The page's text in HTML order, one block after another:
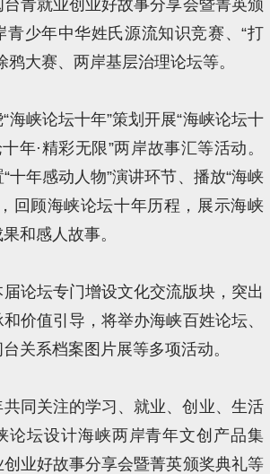
台青就业创业好故事分享会暨菁英颁
青少年中华姓氏源流知识竞赛、“打
鸦大赛、两岸基层治理论坛等。
海峡论坛十年”策划开展“海峡论坛十
年·精彩无限”两岸故事汇等活动。
十年感动人物”演讲环节、播放“海峡
回顾海峡论坛十年历程，展示海峡
和感人故事。
论坛专门增设文化交流版块，突出
价值引导，将举办海峡百姓论坛、
关系档案图片展等多项活动。
共同关注的学习、就业、创业、生活
论坛设计海峡两岸青年文创产品集
业好故事分享会暨菁英颁奖典礼等